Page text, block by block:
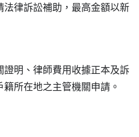
律訴訟補助，最高金額以新
明、律師費用收據正本及訴
所在地之主管機關申請。